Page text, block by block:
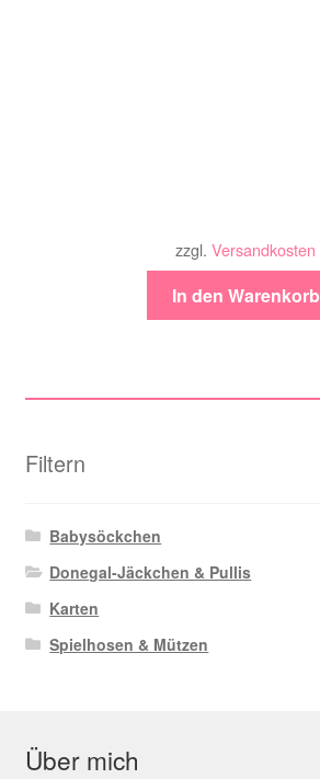
zzgl. Versandkosten
In den Warenkorb
Filtern
Babysöckchen
Donegal-Jäckchen & Pullis
Karten
Spielhosen & Mützen
Über mich